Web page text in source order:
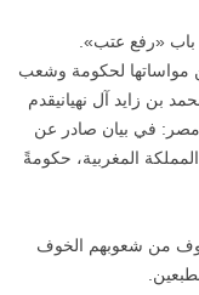
«رفع عتب».
مواساتها لحكومة وشعب
بن زايد آل نهيانيقدم
في بيان صادر عن
المغربية، حكومةً
من شعوبهم الخوف